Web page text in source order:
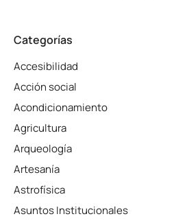
Categorías
Accesibilidad
Acción social
Acondicionamiento
Agricultura
Arqueología
Artesanía
Astrofísica
Asuntos Institucionales